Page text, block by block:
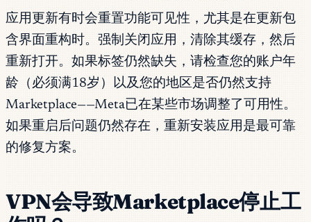
应用更新有时会重置功能可见性，尤其是在更新包
含界面重构时。强制关闭应用，清除其缓存，然后
重新打开。如果标签仍然缺失，请检查您的账户年
龄（必须满18岁）以及您的地区是否仍然支持
Marketplace——Meta已在某些市场调整了可用性。
如果重启后问题仍然存在，重新安装应用是最可靠
的修复方案。
VPN会导致Marketplace停止工